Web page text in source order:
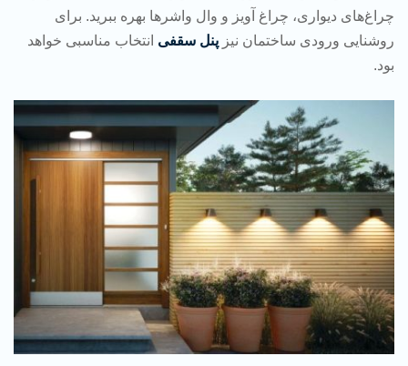
چراغ‌های دیواری، چراغ آویز و وال واشرها بهره ببرید. برای
روشنایی ورودی ساختمان نیز پنل سقفی انتخاب مناسبی خواهد
بود.